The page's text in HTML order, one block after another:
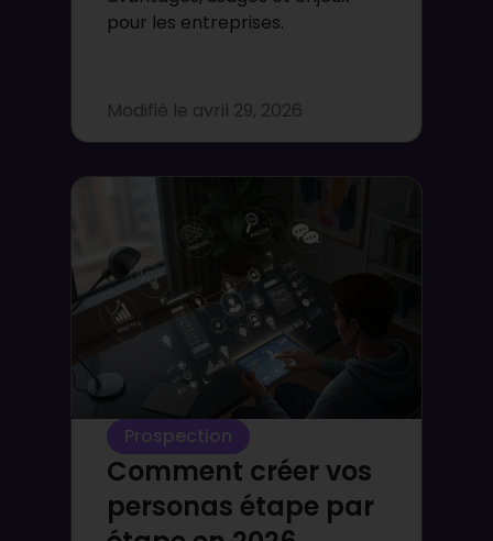
pour les entreprises.
Modifié le avril 29, 2026
Prospection
Comment créer vos
personas étape par